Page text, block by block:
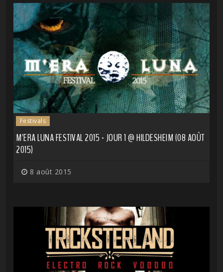
Festivals
M'ERA LUNA FESTIVAL 2015 - JOUR 1 @ HILDESHEIM (08 AOÛT
2015)
8 août 2015